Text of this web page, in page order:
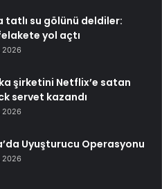
tatlı su gölünü deldiler:
yol açtı
2026
şirketini Netflix’e satan
servet kazandı
2026
Uyuşturucu Operasyonu
2026